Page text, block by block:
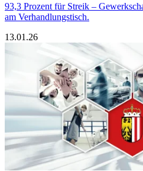
93,3 Prozent für Streik –
am Verhandlungstisch.
13.01.26